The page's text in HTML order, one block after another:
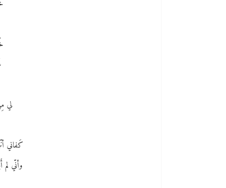
لي
كَفاني
وأنّي